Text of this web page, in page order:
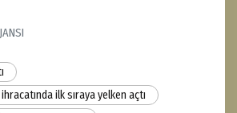
ilk sıraya yelken açtı